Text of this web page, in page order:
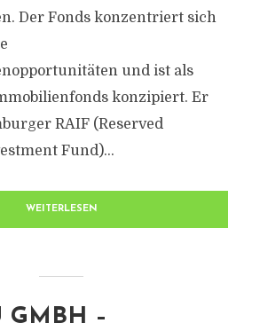
Der Fonds konzentriert sich
und ist als
konzipiert. Er
RAIF (Reserved
Fund)...
WEITERLESEN
GMBH –